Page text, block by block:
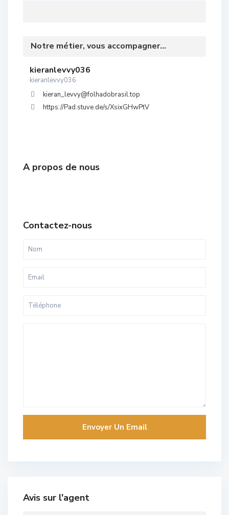
Notre métier, vous accompagner...
kieranlevvy036
kieranlevvy036
kieran_levvy@folhadobrasil.top
https://Pad.stuve.de/s/XsixGHwPtV
A propos de nous
Contactez-nous
Avis sur l'agent